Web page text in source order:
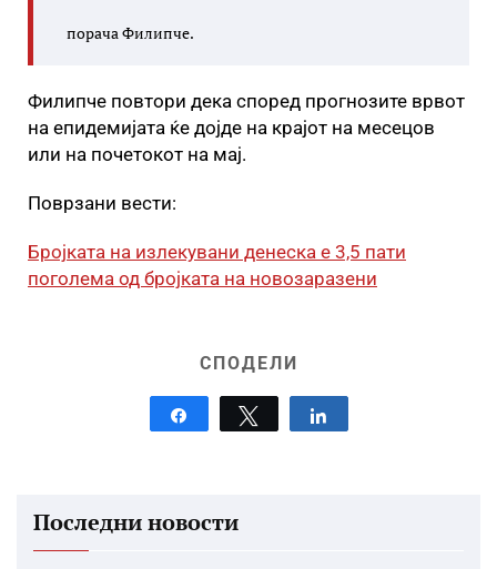
порача Филипче.
Филипче повтори дека според прогнозите врвот
на епидемијата ќе дојде на крајот на месецов
или на почетокот на мај.
Поврзани вести:
Бројката на излекувани денеска е 3,5 пати
поголема од бројката на новозаразени
СПОДЕЛИ
Tweet
Последни новости